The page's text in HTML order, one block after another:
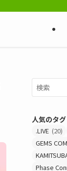
人気のタグ
.LIVE (20)
GEMS
Phase